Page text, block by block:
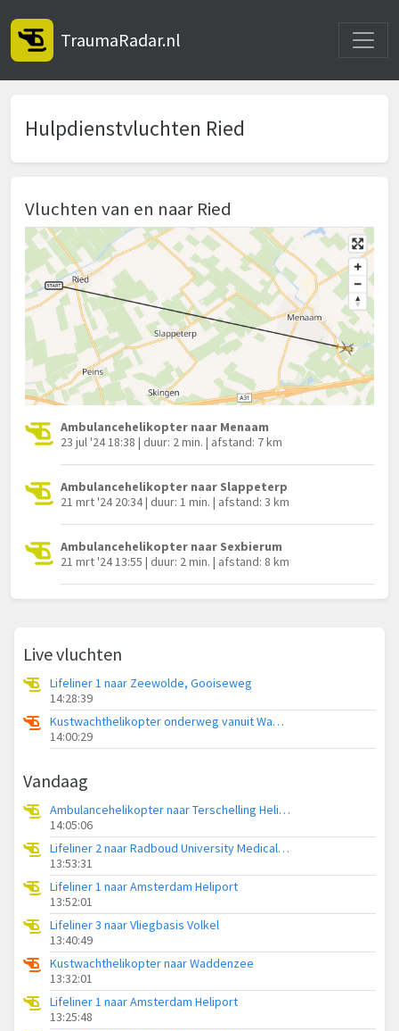
TraumaRadar.nl
Hulpdienstvluchten Ried
Vluchten van en naar Ried
Ambulancehelikopter naar Menaam
23 jul '24 18:38 | duur: 2 min. | afstand: 7 km
Ambulancehelikopter naar Slappeterp
21 mrt '24 20:34 | duur: 1 min. | afstand: 3 km
Ambulancehelikopter naar Sexbierum
21 mrt '24 13:55 | duur: 2 min. | afstand: 8 km
Live vluchten
Lifeliner 1 naar Zeewolde, Gooiseweg
14:28:39
Kustwachthelikopter onderweg vanuit Waddenzee
14:00:29
Vandaag
Ambulancehelikopter naar Terschelling Heliport
14:05:06
Lifeliner 2 naar Radboud University Medical Center Heliport
13:53:31
Lifeliner 1 naar Amsterdam Heliport
13:52:01
Lifeliner 3 naar Vliegbasis Volkel
13:40:49
Kustwachthelikopter naar Waddenzee
13:32:01
Lifeliner 1 naar Amsterdam Heliport
13:25:48